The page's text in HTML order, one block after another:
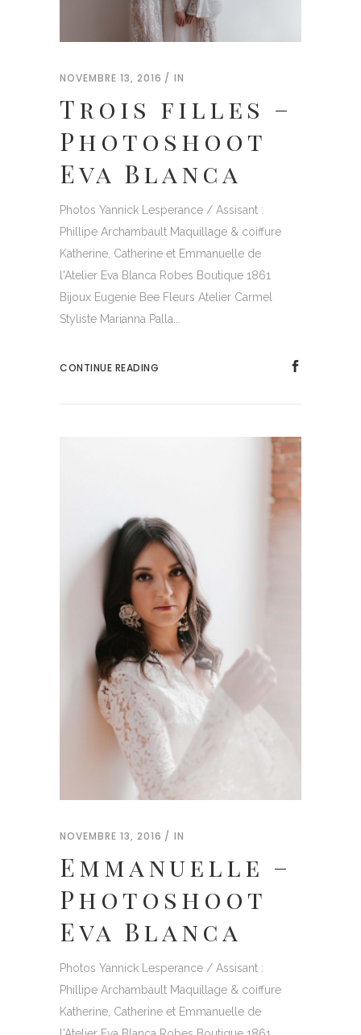
NOVEMBRE 13, 2016 IN
Trois filles –
Photoshoot
Eva Blanca
Photos Yannick Lesperance / Assisant :
Phillipe Archambault Maquillage & coiffure
Katherine, Catherine et Emmanuelle de
l'Atelier Eva Blanca Robes Boutique 1861
Bijoux Eugenie Bee Fleurs Atelier Carmel
Styliste Marianna Palla...
CONTINUE READING
NOVEMBRE 13, 2016 IN
Emmanuelle –
Photoshoot
Eva Blanca
Photos Yannick Lesperance / Assisant :
Phillipe Archambault Maquillage & coiffure
Katherine, Catherine et Emmanuelle de